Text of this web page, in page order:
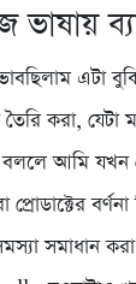
এটা
করা, যেটা
বললে আমি
সমাধান